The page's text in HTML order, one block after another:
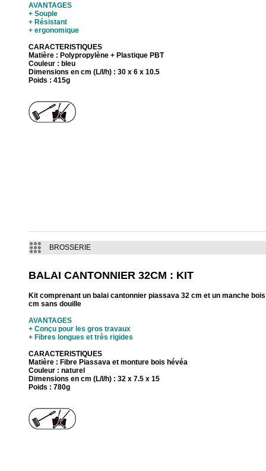
AVANTAGES
+ Souple
+ Résistant
+ ergonomique
CARACTERISTIQUES
Matière : Polypropylène + Plastique PBT
Couleur : bleu
Dimensions en cm (L/l/h) : 30 x 6 x 10.5
Poids : 415g
BROSSERIE
BALAI CANTONNIER 32CM : KIT
Kit comprenant un balai cantonnier piassava 32 cm et un manche
cm sans douille
AVANTAGES
+ Conçu pour les gros travaux
+ Fibres longues et très rigides
CARACTERISTIQUES
Matière : Fibre Piassava et monture bois hévéa
Couleur : naturel
Dimensions en cm (L/l/h) : 32 x 7.5 x 15
Poids : 780g